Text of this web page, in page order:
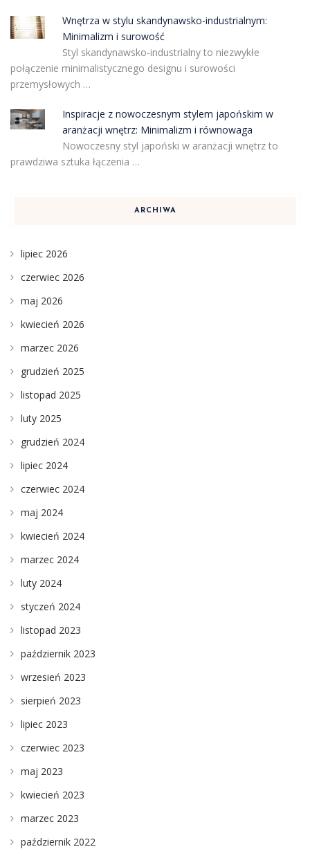
Wnętrza w stylu skandynawsko-industrialnym:
Minimalizm i surowość
Styl skandynawsko-industrialny to niezwykłe
połączenie minimalistycznego designu i surowości
przemysłowych …
Inspiracje z nowoczesnym stylem japońskim w
aranżacji wnętrz: Minimalizm i równowaga
Nowoczesny styl japoński w aranżacji wnętrz to
prawdziwa sztuka łączenia …
ARCHIWA
lipiec 2026
czerwiec 2026
maj 2026
kwiecień 2026
marzec 2026
grudzień 2025
listopad 2025
luty 2025
grudzień 2024
lipiec 2024
czerwiec 2024
maj 2024
kwiecień 2024
marzec 2024
luty 2024
styczeń 2024
listopad 2023
październik 2023
wrzesień 2023
sierpień 2023
lipiec 2023
czerwiec 2023
maj 2023
kwiecień 2023
marzec 2023
październik 2022